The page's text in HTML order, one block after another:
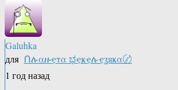
Galuhka
для Ոሉαዙҿτα ಭҿҝҿሉҿʓяҝα〄
1 год назад